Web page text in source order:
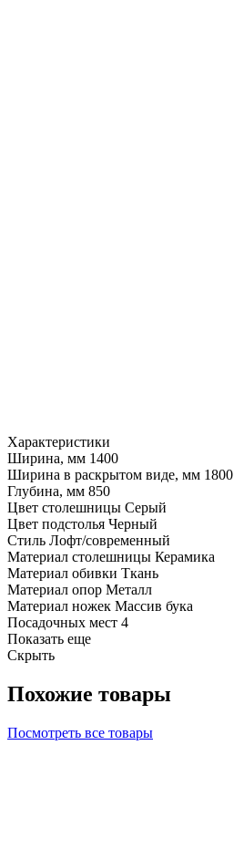
Характеристики
Ширина, мм 1400
Ширина в раскрытом виде, мм 1800
Глубина, мм 850
Цвет столешницы Серый
Цвет подстолья Черный
Стиль Лофт/современный
Материал столешницы Керамика
Материал обивки Ткань
Материал опор Металл
Материал ножек Массив бука
Посадочных мест 4
Показать еще
Скрыть
Похожие товары
Посмотреть все товары